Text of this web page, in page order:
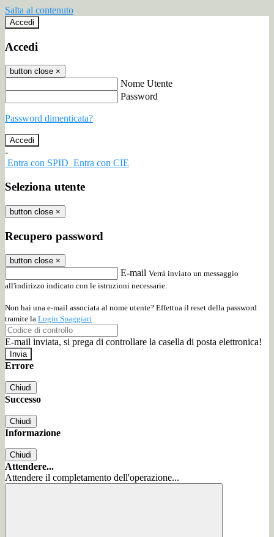
Salta al contenuto
Accedi
Accedi
button close ×
Nome Utente
Password
Password dimenticata?
-
Entra con SPID Entra con CIE
Seleziona utente
button close ×
Recupero password
button close ×
E-mail Verrà inviato un messaggio
all'indirizzo indicato con le istruzioni necessarie.
Non hai una e-mail associata al nome utente? Effettua il reset della password
tramite la Login Spaggiari
E-mail inviata, si prega di controllare la casella di posta elettronica!
Errore
Chiudi
Successo
Chiudi
Informazione
Chiudi
Attendere...
Attendere il completamento dell'operazione...